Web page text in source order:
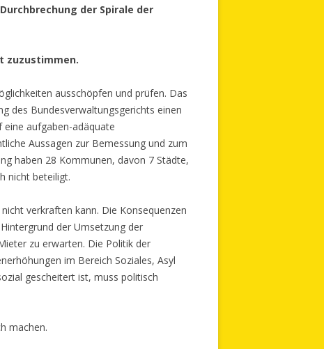
der Spirale der
zuzustimmen.
ausschöpfen und prüfen. Das
des Bundesverwaltungsgerichts einen
eine aufgaben-adäquate
Aussagen zur Bemessung und zum
haben 28 Kommunen, davon 7 Städte,
nicht beteiligt.
verkraften kann. Die Konsequenzen
der Umsetzung der
zu erwarten. Die Politik der
im Bereich Soziales, Asyl
gescheitert ist, muss politisch
machen.